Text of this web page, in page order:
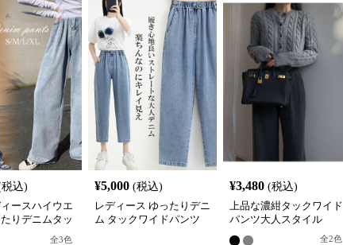
込)
ースハイウエ
りデニムタッ
全3色
¥5,000 (税込)
レディース ゆったりデニ
ム タックワイドパンツ
¥3,480 (税込)
上品な濃紺タックワイド
パンツ大人スタイル
全2色